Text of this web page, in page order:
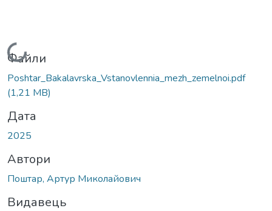
Вантажиться...
Файли
Poshtar_Bakalavrska_Vstanovlennia_mezh_zemelnoi.pdf
(1,21 MB)
Дата
2025
Автори
Поштар, Артур Миколайович
Видавець